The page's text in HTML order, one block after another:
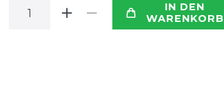
IN DEN
WARENKORB